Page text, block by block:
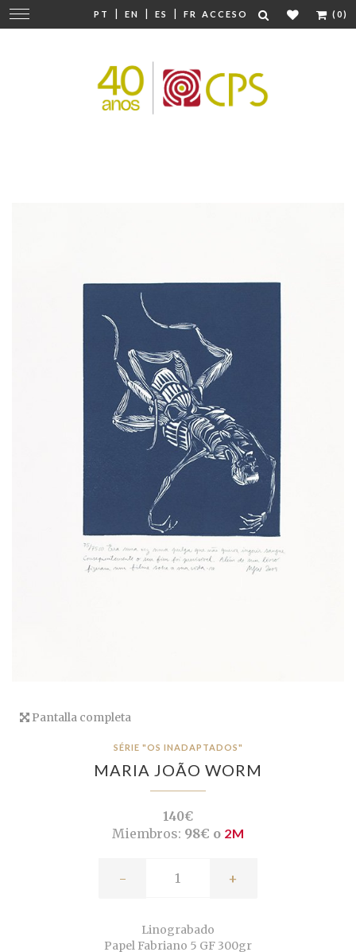
PT | EN | ES | FR ACCESO (0)
Cambiar
navegación
Pantalla completa
SÉRIE "OS INADAPTADOS"
MARIA JOÃO WORM
140€
Miembros: 98€ o 2M
- +
Linograbado
Papel Fabriano 5 GF 300gr